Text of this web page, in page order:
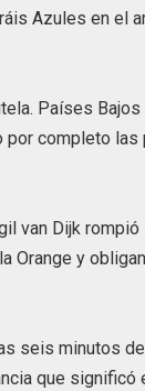
Azules en el
Países Bajos
por completo
van Dijk rompió
Orange y
seis minutos
que significó